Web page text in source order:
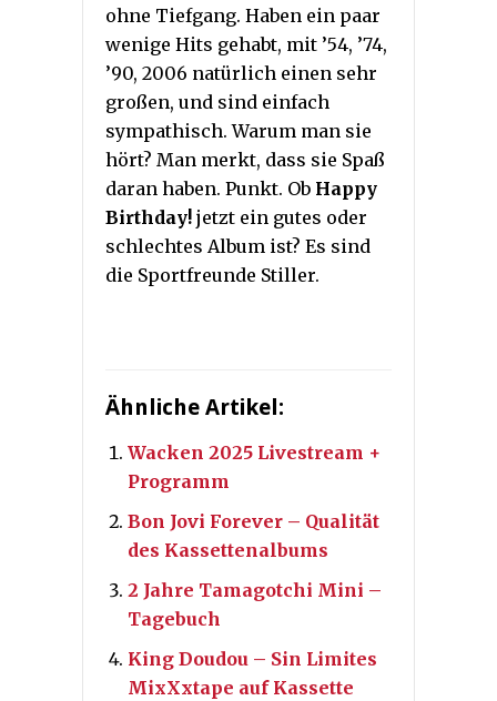
ohne Tiefgang. Haben ein paar
wenige Hits gehabt, mit ’54, ’74,
’90, 2006 natürlich einen sehr
großen, und sind einfach
sympathisch. Warum man sie
hört? Man merkt, dass sie Spaß
daran haben. Punkt. Ob Happy
Birthday! jetzt ein gutes oder
schlechtes Album ist? Es sind
die Sportfreunde Stiller.
Ähnliche Artikel:
Wacken 2025 Livestream +
Programm
Bon Jovi Forever – Qualität
des Kassettenalbums
2 Jahre Tamagotchi Mini –
Tagebuch
King Doudou – Sin Limites
MixXxtape auf Kassette